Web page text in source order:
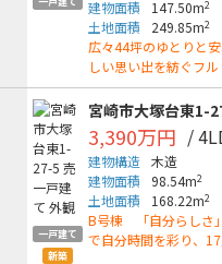
建物面積
147.50m2
土地面積 249.85m2
広々44坪のゆとりと
しい思い出を紡ぐフ
一戸建て
新築
宮崎市大塚台東1-
3,390万円 /
建物構造 木造
建物面積
98.54m2
土地面積 168.22m2
B号棟 「自分らしさ
で自分時間を彩り、